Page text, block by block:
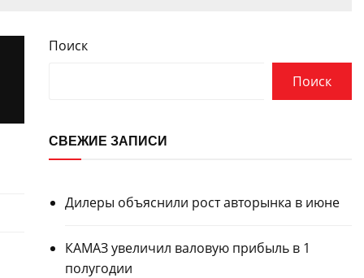
Поиск
Поиск
СВЕЖИЕ ЗАПИСИ
Дилеры объяснили рост авторынка в июне
КАМАЗ увеличил валовую прибыль в 1
полугодии